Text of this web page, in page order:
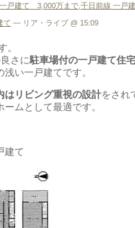
一戸建て 3,000万まで 千日前線 一戸
て — リア・ライブ @ 15:09
。
さに駐車場付の一戸建て住宅
い一戸建てです。
はリビング重視の設計をされ
ムとして最適です。
て